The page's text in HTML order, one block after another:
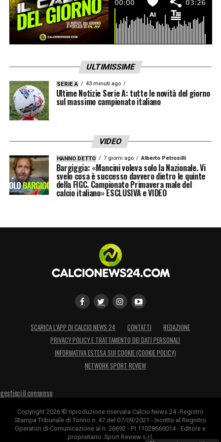
delicatissimo.
LA PLAYLIST DELLE NOSTRE TOP NEWS
ULTIMISSIME
SERIE A 43 minuti ago
Ultime Notizie Serie A: tutte le novità del giorno
sul massimo campionato italiano
VIDEO
HANNO DETTO 7 giorni ago Alberto Petrosilli
Bargiggia: «Mancini voleva solo la Nazionale. Vi
svelo cosa è successo davvero dietro le quinte
della FIGC. Campionato Primavera male del
calcio italiano» ESCLUSIVA e VIDEO
SCARICA L’APP DI CALCIO NEWS 24 CONTATTI
REDAZIONE
PRIVACY POLICY E TRATTAMENTO DEI DATI PERSONALI
INFORMATIVA ESTESA SUI COOKIE (COOKIE POLICY)
NETWORK SPORT REVIEW
gestisci il consenso
Copyright 2026 © riproduzione riservata Calcio News 24 -Registro
Stampa Tribunale di Torino n. 47 del 07/09/2021 - Iscritto al Registro
Operatori di Comunicazione al n. 26692 - P.I.11028660014 - Editore e
proprietario: Sport Review s.r.l.